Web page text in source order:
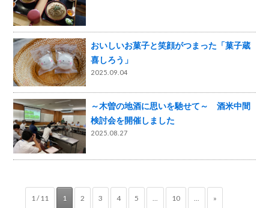
おいしいお菓子と笑顔がつまった「菓子蔵
喜しろう」
2025.09.04
～木曽の地酒に思いを馳せて～ 酒米中間
検討会を開催しました
2025.08.27
1 / 11 1 2 3 4 5 10 »